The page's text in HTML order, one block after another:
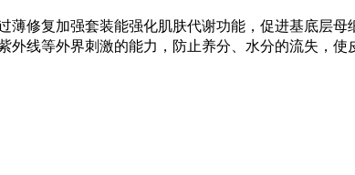
复加强套装能强化肌肤代谢功能，促进基底层母
线等外界刺激的能力，防止养分、水分的流失，使